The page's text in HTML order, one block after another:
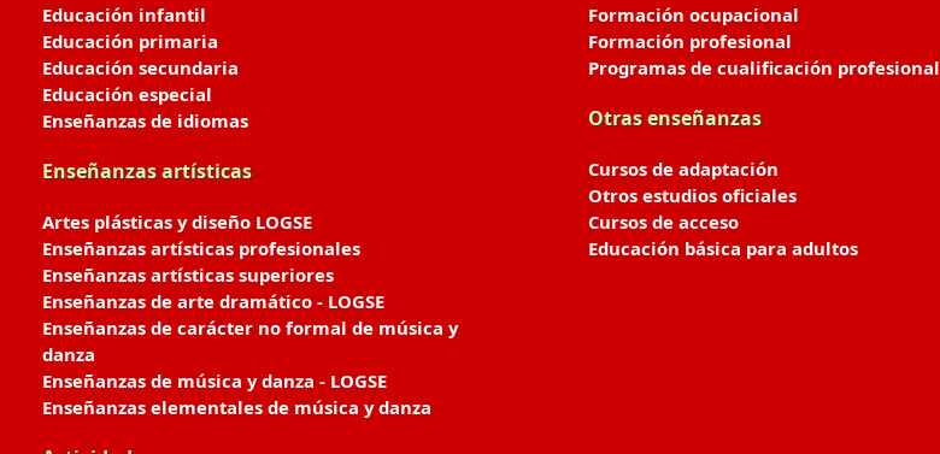
Educación infantil
Educación primaria
Educación secundaria
Educación especial
Enseñanzas de idiomas
Enseñanzas artísticas
Artes plásticas y diseño LOGSE
Enseñanzas artísticas profesionales
Enseñanzas artísticas superiores
Enseñanzas de arte dramático - LOGSE
Enseñanzas de carácter no formal de música y
danza
Enseñanzas de música y danza - LOGSE
Enseñanzas elementales de música y danza
Formación ocupacional
Formación profesional
Programas de cualificación profesional
Otras enseñanzas
Cursos de adaptación
Otros estudios oficiales
Cursos de acceso
Educación básica para adultos